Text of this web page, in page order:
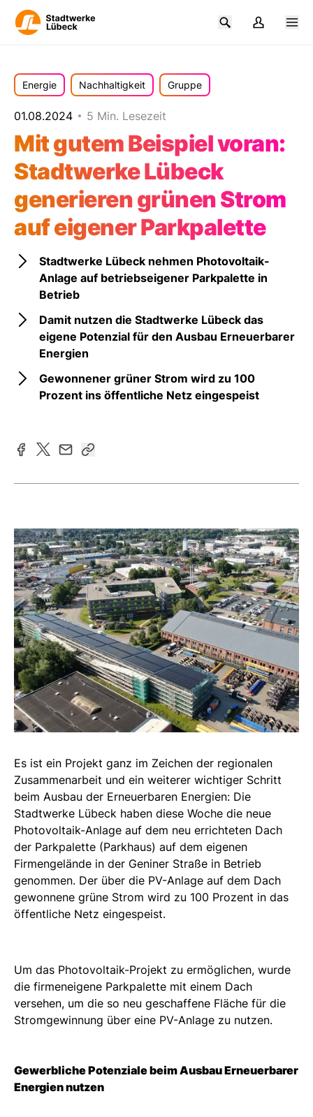
Energie Nachhaltigkeit Gruppe
01.08.2024 5 Min. Lesezeit
Mit gutem Beispiel voran:
Stadtwerke Lübeck
generieren grünen Strom
auf eigener Parkpalette
Stadtwerke Lübeck nehmen Photovoltaik-
Anlage auf betriebseigener Parkpalette in
Betrieb
Damit nutzen die Stadtwerke Lübeck das
eigene Potenzial für den Ausbau Erneuerbarer
Energien
Gewonnener grüner Strom wird zu 100
Prozent ins öffentliche Netz eingespeist
Es ist ein Projekt ganz im Zeichen der regionalen
Zusammenarbeit und ein weiterer wichtiger Schritt
beim Ausbau der Erneuerbaren Energien: Die
Stadtwerke Lübeck haben diese Woche die neue
Photovoltaik-Anlage auf dem neu errichteten Dach
der Parkpalette (Parkhaus) auf dem eigenen
Firmengelände in der Geniner Straße in Betrieb
genommen. Der über die PV-Anlage auf dem Dach
gewonnene grüne Strom wird zu 100 Prozent in das
öffentliche Netz eingespeist.
Um das Photovoltaik-Projekt zu ermöglichen, wurde
die firmeneigene Parkpalette mit einem Dach
versehen, um die so neu geschaffene Fläche für die
Stromgewinnung über eine PV-Anlage zu nutzen.
Gewerbliche Potenziale beim Ausbau Erneuerbarer
Energien nutzen